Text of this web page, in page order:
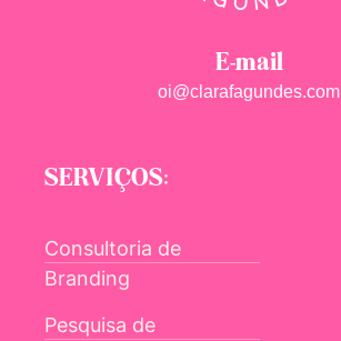
E-mail
oi@clarafagundes.com
SERVIÇOS:
Consultoria de
Branding
Pesquisa de